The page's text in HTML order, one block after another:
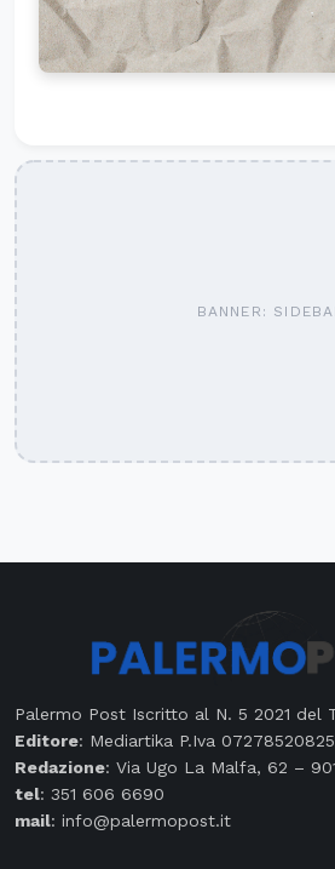
BANNER:
Palermo Post Iscritto al N. 5 2021 del
Editore: Mediartika P.Iva 07278520825
Redazione: Via Ugo La Malfa, 62 –
tel: 351 606 6690
mail: info@palermopost.it